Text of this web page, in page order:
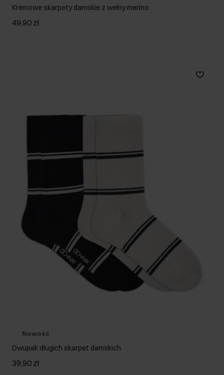
Kremowe skarpety damskie z wełny merino
49,90 zł
Nowość
Dwupak długich skarpet damskich
39,90 zł